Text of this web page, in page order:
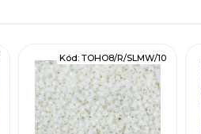
Kód: TOHO8/R/SLMW/10